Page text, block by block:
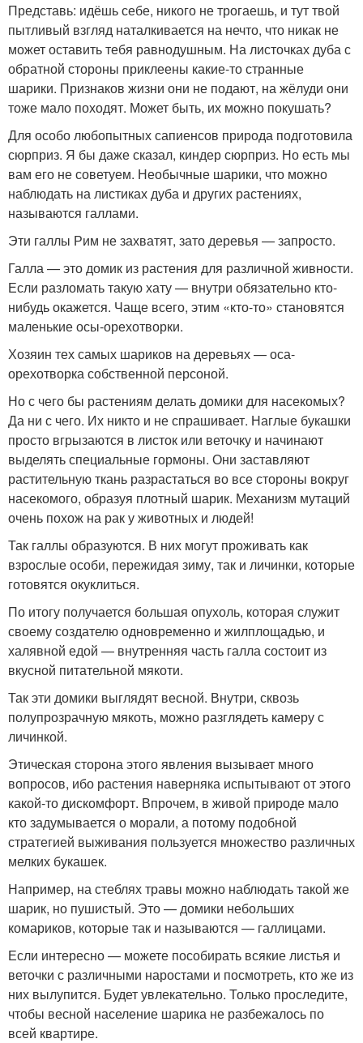
Представь: идёшь себе, никого не трогаешь, и тут твой
пытливый взгляд наталкивается на нечто, что никак не
может оставить тебя равнодушным. На листочках дуба с
обратной стороны приклеены какие-то странные
шарики. Признаков жизни они не подают, на жёлуди они
тоже мало походят. Может быть, их можно покушать?
Для особо любопытных сапиенсов природа подготовила
сюрприз. Я бы даже сказал, киндер сюрприз. Но есть мы
вам его не советуем. Необычные шарики, что можно
наблюдать на листиках дуба и других растениях,
называются галлами.
Эти галлы Рим не захватят, зато деревья — запросто.
Галла — это домик из растения для различной живности.
Если разломать такую хату — внутри обязательно кто-
нибудь окажется. Чаще всего, этим «кто-то» становятся
маленькие осы-орехотворки.
Хозяин тех самых шариков на деревьях — оса-
орехотворка собственной персоной.
Но с чего бы растениям делать домики для насекомых?
Да ни с чего. Их никто и не спрашивает. Наглые букашки
просто вгрызаются в листок или веточку и начинают
выделять специальные гормоны. Они заставляют
растительную ткань разрастаться во все стороны вокруг
насекомого, образуя плотный шарик. Механизм мутаций
очень похож на рак у животных и людей!
Так галлы образуются. В них могут проживать как
взрослые особи, пережидая зиму, так и личинки, которые
готовятся окуклиться.
По итогу получается большая опухоль, которая служит
своему создателю одновременно и жилплощадью, и
халявной едой — внутренняя часть галла состоит из
вкусной питательной мякоти.
Так эти домики выглядят весной. Внутри, сквозь
полупрозрачную мякоть, можно разглядеть камеру с
личинкой.
Этическая сторона этого явления вызывает много
вопросов, ибо растения наверняка испытывают от этого
какой-то дискомфорт. Впрочем, в живой природе мало
кто задумывается о морали, а потому подобной
стратегией выживания пользуется множество различных
мелких букашек.
Например, на стеблях травы можно наблюдать такой же
шарик, но пушистый. Это — домики небольших
комариков, которые так и называются — галлицами.
Если интересно — можете пособирать всякие листья и
веточки с различными наростами и посмотреть, кто же из
них вылупится. Будет увлекательно. Только проследите,
чтобы весной население шарика не разбежалось по
всей квартире.